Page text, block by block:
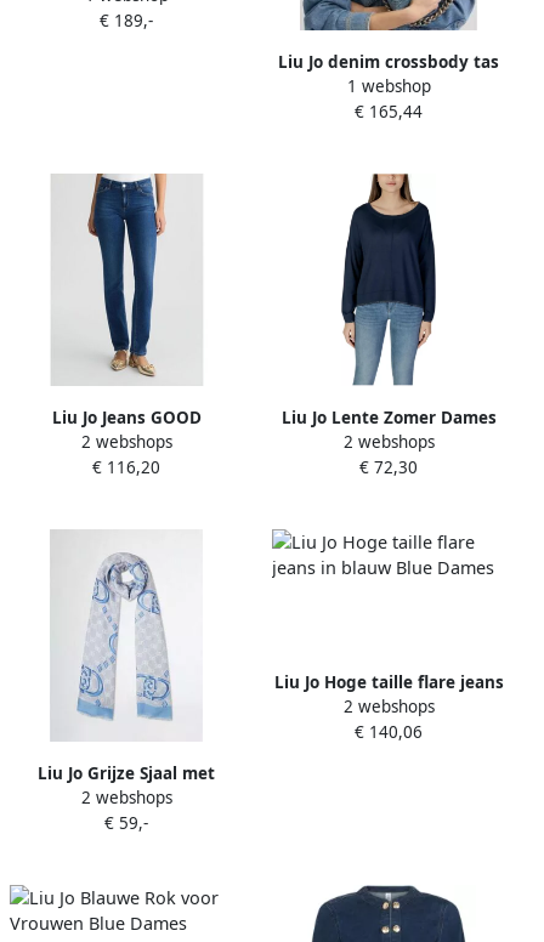
€ 189,-
Liu Jo denim crossbody tas
Lapuffy met strass blauw
1 webshop
€ 165,44
Liu Jo Jeans GOOD
MAGNETIC UA5079 D4988-
78806
2 webshops
€ 116,20
Liu Jo Lente Zomer Dames
Sweatshirt Collectie Blue
Dames
2 webshops
€ 72,30
Liu Jo Grijze Sjaal met
Cerulean Blauwe Rand Gray
Dames
2 webshops
€ 59,-
Liu Jo Hoge taille flare jeans
in blauw Blue Dames
2 webshops
€ 140,06